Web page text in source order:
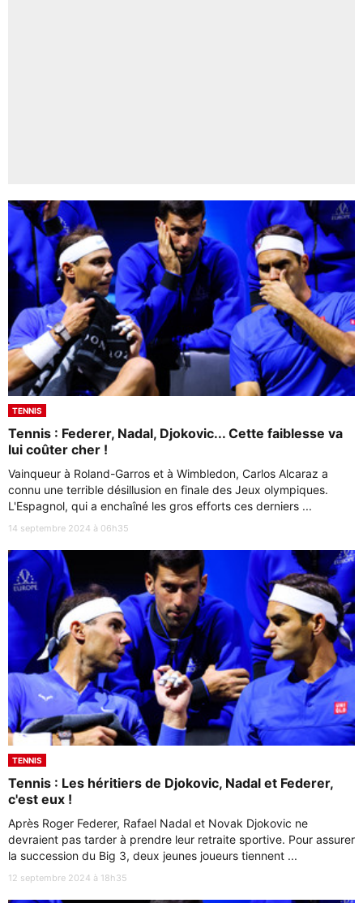
TENNIS
Tennis : Federer, Nadal, Djokovic... Cette faiblesse va
lui coûter cher !
Vainqueur à Roland-Garros et à Wimbledon, Carlos Alcaraz a
connu une terrible désillusion en finale des Jeux olympiques.
L'Espagnol, qui a enchaîné les gros efforts ces derniers ...
14 septembre 2024 à 06h35
TENNIS
Tennis : Les héritiers de Djokovic, Nadal et Federer,
c'est eux !
Après Roger Federer, Rafael Nadal et Novak Djokovic ne
devraient pas tarder à prendre leur retraite sportive. Pour assurer
la succession du Big 3, deux jeunes joueurs tiennent ...
12 septembre 2024 à 18h35